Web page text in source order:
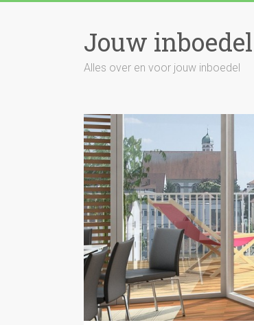
Jouw inboedel
Alles over en voor jouw inboedel